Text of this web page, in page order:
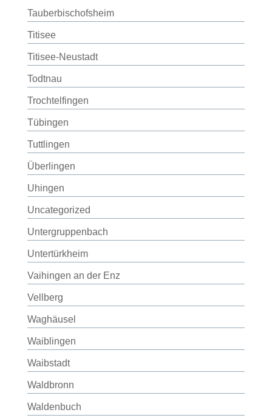
Tauberbischofsheim
Titisee
Titisee-Neustadt
Todtnau
Trochtelfingen
Tübingen
Tuttlingen
Überlingen
Uhingen
Uncategorized
Untergruppenbach
Untertürkheim
Vaihingen an der Enz
Vellberg
Waghäusel
Waiblingen
Waibstadt
Waldbronn
Waldenbuch